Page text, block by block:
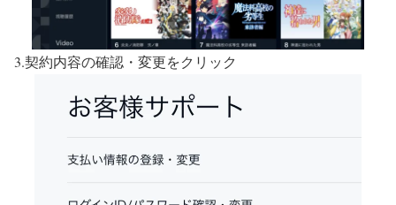
3.契約内容の確認・変更をクリック